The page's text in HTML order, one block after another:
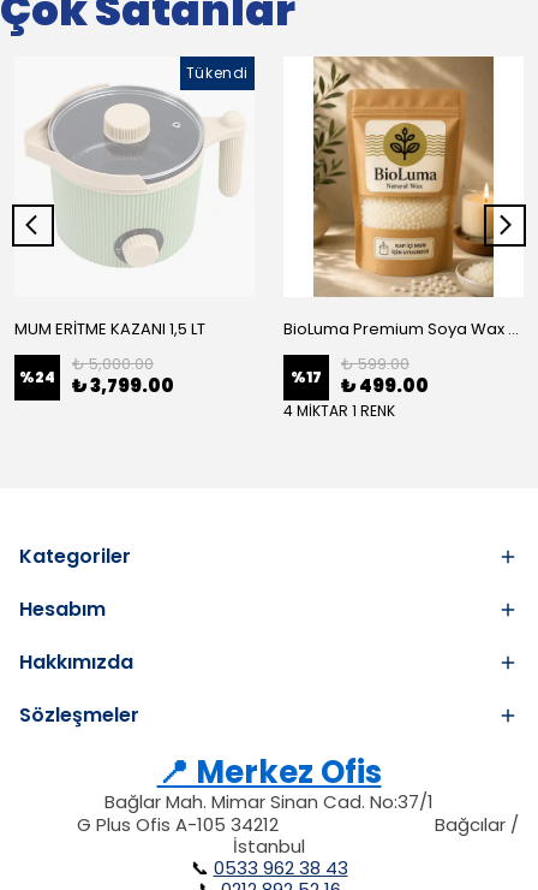
Tükendi
MUM ERİTME KAZANI 1,5 LT
%24
₺ 5,000.00
₺ 3,799.00
BioLuma Premium Soya Wax - Kap İçi Mumlar İçin Boncuk Form
%17
₺ 599.00
₺ 499.00
4 MİKTAR 1 RENK
Kategoriler
Hesabım
Hakkımızda
Sözleşmeler
📍 Merkez Ofis
Bağlar Mah. Mimar Sinan Cad. No:37/1
G Plus Ofis A-105 34212
Bağcılar /
İstanbul
📞 0533 962 38 43